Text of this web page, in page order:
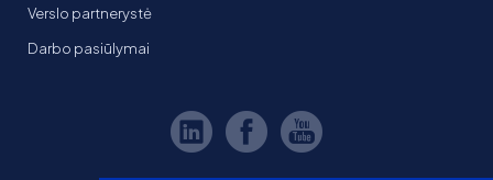
Verslo partnerystė
Darbo pasiūlymai